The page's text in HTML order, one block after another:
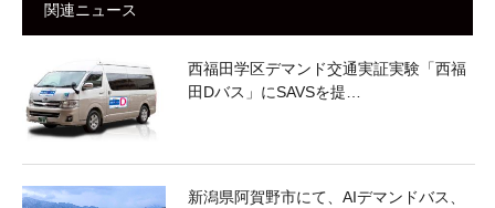
関連ニュース
西福田学区デマンド交通実証実験「西福
田Dバス」にSAVSを提…
新潟県阿賀野市にて、AIデマンドバス、